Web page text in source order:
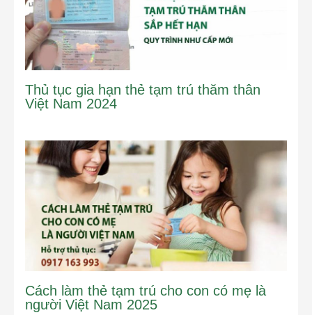
Thủ tục gia hạn thẻ tạm trú thăm thân
Việt Nam 2024
Cách làm thẻ tạm trú cho con có mẹ là
người Việt Nam 2025